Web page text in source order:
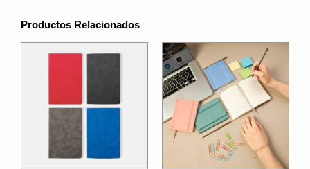
Productos Relacionados